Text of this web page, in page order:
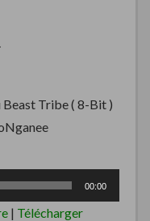
Tribe ( 8-Bit )
00:00
| Télécharger